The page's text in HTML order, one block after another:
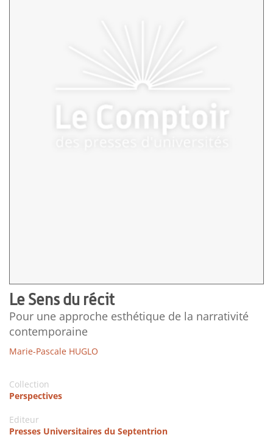
Le Sens du récit
Pour une approche esthétique de la narrativité
contemporaine
Marie-Pascale HUGLO
Collection
Perspectives
Editeur
Presses Universitaires du Septentrion